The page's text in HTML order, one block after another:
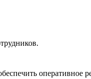
оперативное